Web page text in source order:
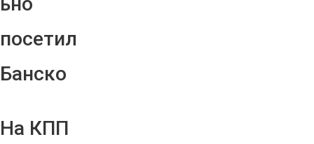
посетил
Банско
На КПП